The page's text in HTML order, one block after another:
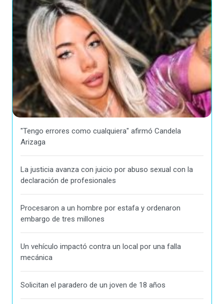
"Tengo errores como cualquiera" afirmó Candela
Arizaga
La justicia avanza con juicio por abuso sexual con la
declaración de profesionales
Procesaron a un hombre por estafa y ordenaron
embargo de tres millones
Un vehículo impactó contra un local por una falla
mecánica
Solicitan el paradero de un joven de 18 años